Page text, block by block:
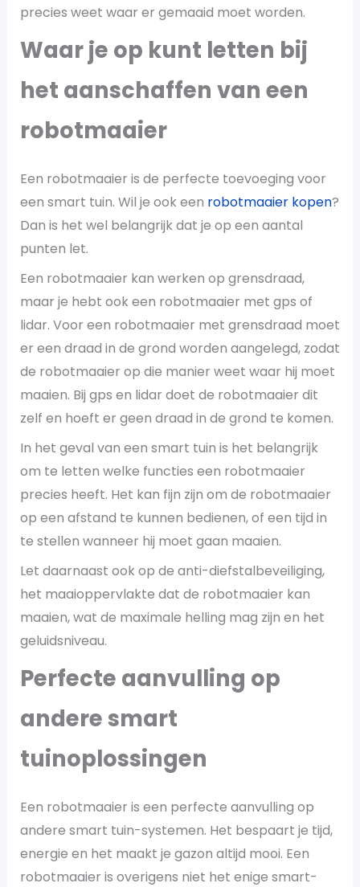
precies weet waar er gemaaid moet worden.
Waar je op kunt letten bij
het aanschaffen van een
robotmaaier
Een robotmaaier is de perfecte toevoeging voor
een smart tuin. Wil je ook een robotmaaier kopen?
Dan is het wel belangrijk dat je op een aantal
punten let.
Een robotmaaier kan werken op grensdraad,
maar je hebt ook een robotmaaier met gps of
lidar. Voor een robotmaaier met grensdraad moet
er een draad in de grond worden aangelegd, zodat
de robotmaaier op die manier weet waar hij moet
maaien. Bij gps en lidar doet de robotmaaier dit
zelf en hoeft er geen draad in de grond te komen.
In het geval van een smart tuin is het belangrijk
om te letten welke functies een robotmaaier
precies heeft. Het kan fijn zijn om de robotmaaier
op een afstand te kunnen bedienen, of een tijd in
te stellen wanneer hij moet gaan maaien.
Let daarnaast ook op de anti-diefstalbeveiliging,
het maaioppervlakte dat de robotmaaier kan
maaien, wat de maximale helling mag zijn en het
geluidsniveau.
Perfecte aanvulling op
andere smart
tuinoplossingen
Een robotmaaier is een perfecte aanvulling op
andere smart tuin-systemen. Het bespaart je tijd,
energie en het maakt je gazon altijd mooi. Een
robotmaaier is overigens niet het enige smart-